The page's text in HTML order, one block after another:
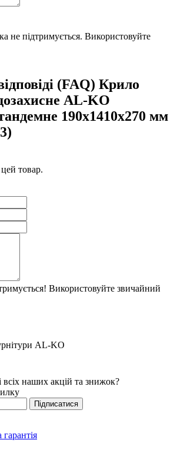
не підтримується. Використовуйте
(FAQ) Крило
AL-KO
190x1410x270 мм
товар.
Використовуйте звичайний
AL-KO
всіх наших акцій та знижок?
Підписатися